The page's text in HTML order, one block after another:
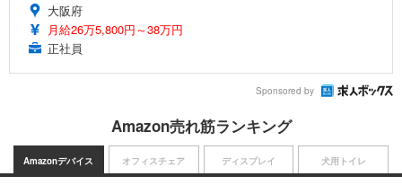
大阪府
月給26万5,800円～38万円
正社員
Sponsored by
Amazon売れ筋ランキング
Amazonデバイス オフィスチェア ディスプレイ 犬用トイレ